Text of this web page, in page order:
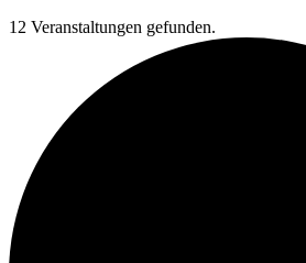
12 Veranstaltungen gefunden.